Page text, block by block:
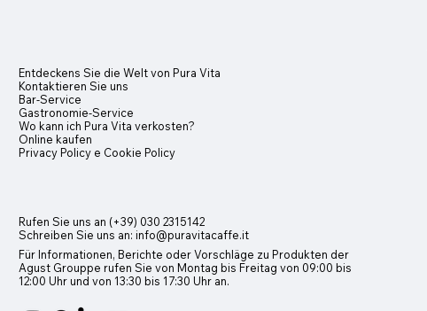
Entdeckens Sie die Welt von Pura Vita
Kontaktieren Sie uns
Bar-Service
Gastronomie-Service
Wo kann ich Pura Vita verkosten?
Online kaufen
Privacy Policy e Cookie Policy
Rufen Sie uns an (+39) 030 2315142
Schreiben Sie uns an: info@puravitacaffe.it
Für Informationen, Berichte oder Vorschläge zu Produkten der
Agust Grouppe rufen Sie von Montag bis Freitag von 09:00 bis
12:00 Uhr und von 13:30 bis 17:30 Uhr an.